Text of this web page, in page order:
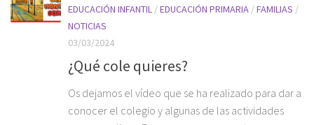
EDUCACIÓN INFANTIL /EDUCACIÓN PRIMARIA /FAMILIAS /
NOTICIAS
03/03/2024
¿Qué cole quieres?
Os dejamos el vídeo que se ha realizado para dar a
conocer el colegio y algunas de las actividades